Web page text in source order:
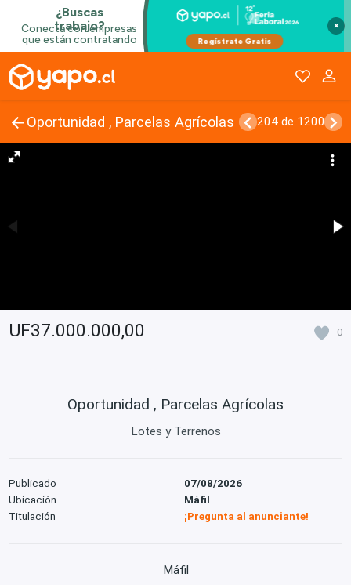
×
Oportunidad , Parcelas Agrícolas 204 de 1200
UF37.000.000,00 0
Oportunidad , Parcelas Agrícolas
Lotes y Terrenos
Publicado
07/08/2026
Ubicación
Máfil
Titulación
¡Pregunta al anunciante!
Máfil